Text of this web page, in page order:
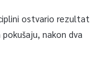
ostvario rezultat
nakon dva